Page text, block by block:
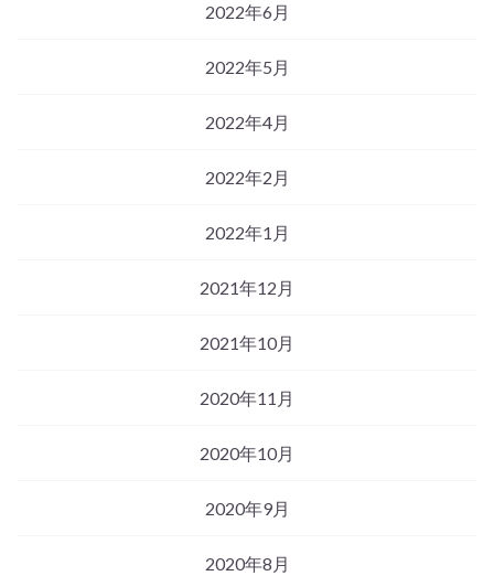
2022年6月
2022年5月
2022年4月
2022年2月
2022年1月
2021年12月
2021年10月
2020年11月
2020年10月
2020年9月
2020年8月